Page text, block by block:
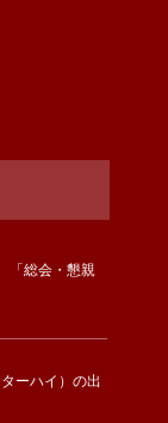
総会・懇親
ーハイ）の出